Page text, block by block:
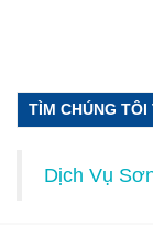
TÌM CHÚNG TÔI
Dịch Vụ